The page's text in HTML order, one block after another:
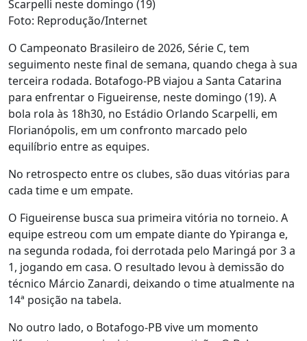
Foto: Reprodução/Internet
O Campeonato Brasileiro de 2026, Série C, tem
seguimento neste final de semana, quando chega à sua
terceira rodada. Botafogo-PB viajou a Santa Catarina
para enfrentar o Figueirense, neste domingo (19). A
bola rola às 18h30, no Estádio Orlando Scarpelli, em
Florianópolis, em um confronto marcado pelo
equilíbrio entre as equipes.
No retrospecto entre os clubes, são duas vitórias para
cada time e um empate.
O Figueirense busca sua primeira vitória no torneio. A
equipe estreou com um empate diante do Ypiranga e,
na segunda rodada, foi derrotada pelo Maringá por 3 a
1, jogando em casa. O resultado levou à demissão do
técnico Márcio Zanardi, deixando o time atualmente na
14ª posição na tabela.
No outro lado, o Botafogo-PB vive um momento